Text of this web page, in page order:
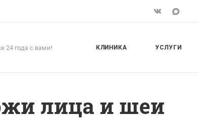
24 года с вами! КЛИНИКА УСЛУГИ
лица и шеи